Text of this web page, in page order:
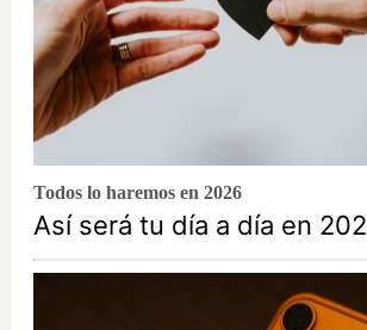
Todos lo haremos en 2026
Así será tu día a día en